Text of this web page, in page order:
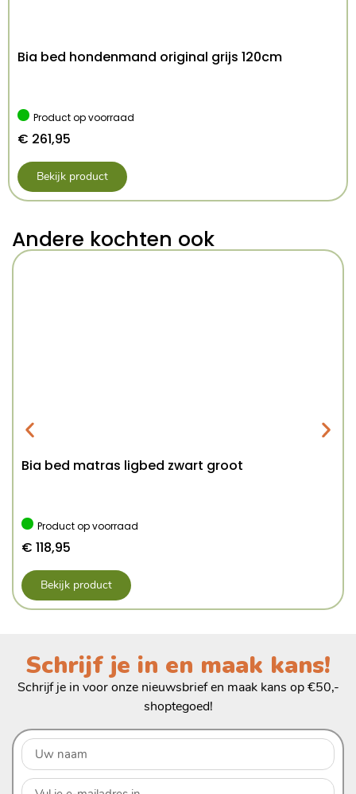
Bia bed hondenmand original grijs 120cm
Product op voorraad
€ 261,95
Bekijk product
Andere kochten ook
Bia bed matras ligbed zwart groot
Product op voorraad
€ 118,95
Bekijk product
Schrijf je in en maak kans!
Schrijf je in voor onze nieuwsbrief en maak kans op €50,-
shoptegoed!